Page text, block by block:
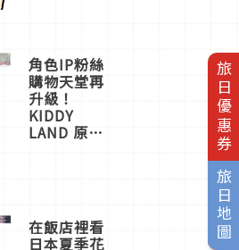
旅日優惠券
旅日地圖
一同給出了
答案
角色IP粉絲
購物天堂再
升級！
KIDDY
LAND 原宿
店3分即達
在飯店裡看
日本夏季花